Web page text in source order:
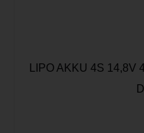
LIPO AKKU 4S